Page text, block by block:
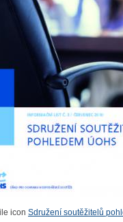
Sdružení soutěžitelů